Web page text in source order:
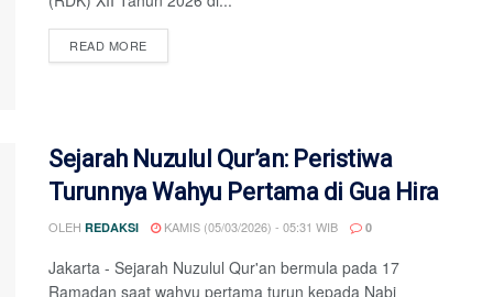
READ MOREDETAILS
Sejarah Nuzulul Qur’an: Peristiwa
Turunnya Wahyu Pertama di Gua Hira
OLEH REDAKSI KAMIS (05/03/2026) - 05:31 WIB 0
Jakarta - Sejarah Nuzulul Qur'an bermula pada 17
Ramadan saat wahyu pertama turun kepada Nabi